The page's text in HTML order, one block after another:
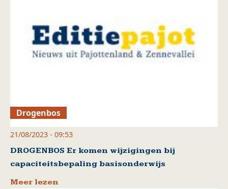
Drogenbos
21/08/2023 - 09:53
DROGENBOS Er komen wijzigingen bij
capaciteitsbepaling basisonderwijs
Meer lezen